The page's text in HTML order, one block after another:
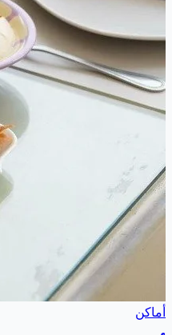
أماكن